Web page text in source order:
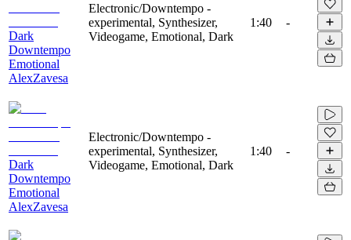
Dark
Downtempo
Emotional
AlexZavesa
Electronic/Downtempo -
experimental, Synthesizer,
Videogame, Emotional, Dark
1:40 -
Dark
Downtempo
Emotional
AlexZavesa
Electronic/Downtempo -
experimental, Synthesizer,
Videogame, Emotional, Dark
1:40 -